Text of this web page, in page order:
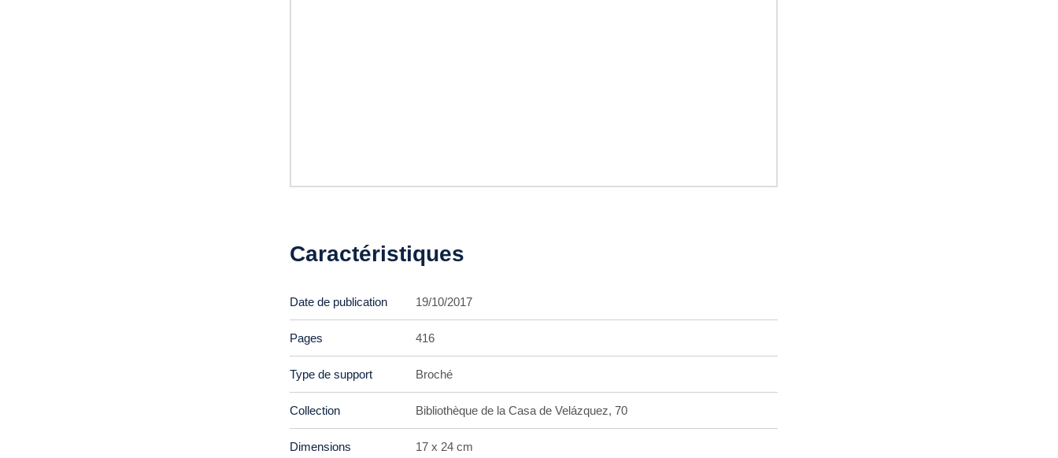
Caractéristiques
Date de publication 19/10/2017
Pages 416
Type de support Broché
Collection Bibliothèque de la Casa de Velázquez, 70
Dimensions 17 x 24 cm